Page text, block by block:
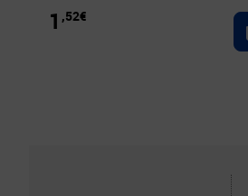
1 ,52€